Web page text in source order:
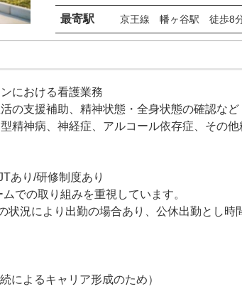
最寄駅 京王線　幡ヶ谷駅　徒歩8分
における看護業務
の支援補助、精神状態・全身状態の確認など
精神病、神経症、アルコール依存症、その他
あり/研修制度あり
での取り組みを重視しています。
況により出勤の場合あり、公休出勤とし時
によるキャリア形成のため）